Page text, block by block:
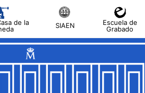
de la
SIAEN
Escuela de
Grabado